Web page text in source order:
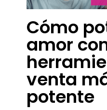
Cómo
amor
venta
potente